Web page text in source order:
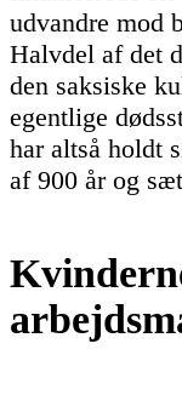
udvandre mod
Halvdel af det
den saksiske
egentlige
har altså holdt
af 900 år og